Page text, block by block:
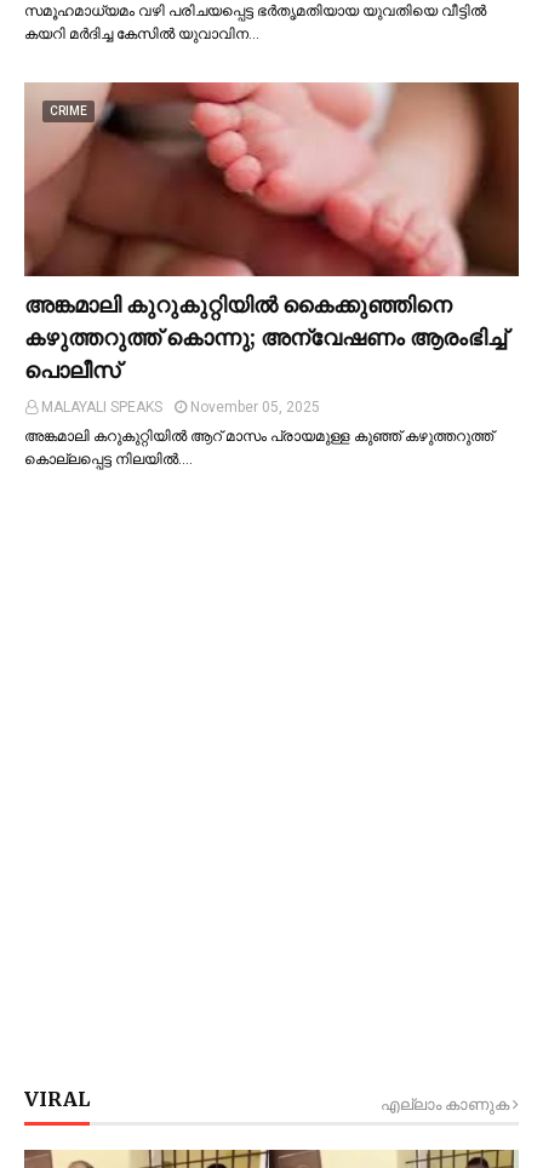
സമൂഹമാധ്യമം വഴി പരിചയപ്പെട്ട ഭർതൃമതിയായ യുവതിയെ വീട്ടില്‍
കയറി മർദിച്ച കേസില്‍ യുവാവിന…
CRIME
അങ്കമാലി കുറുകുറ്റിയില്‍ കൈക്കുഞ്ഞിനെ
കഴുത്തറുത്ത് കൊന്നു; അന്വേഷണം ആരംഭിച്ച്‌
പൊലീസ്
MALAYALI SPEAKS
November 05, 2025
അങ്കമാലി കറുകുറ്റിയില്‍ ആറ് മാസം പ്രായമുള്ള കുഞ്ഞ് കഴുത്തറുത്ത്
കൊല്ലപ്പെട്ട നിലയില്‍.…
VIRAL എല്ലാം കാണുക